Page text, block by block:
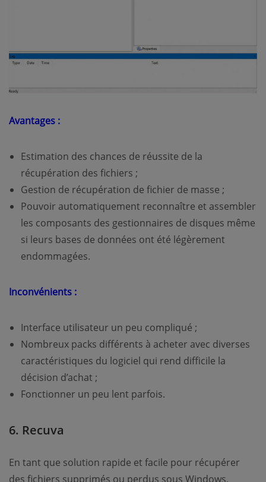
Avantages :
Estimation des chances de réussite de la
récupération des fichiers ;
Gestion de récupération de fichier de masse ;
Pouvoir automatiquement reconnaître et assembler
les composants des gestionnaires de disques même
si leurs bases de données ont été légèrement
endommagées.
Inconvénients :
Interface utilisateur un peu compliqué ;
Nombreux packs différents à acheter avec diverses
caractéristiques du logiciel qui rend difficile la
décision d’achat ;
Fonctionner un peu lent parfois.
6. Recuva
En tant que solution rapide et facile pour récupérer
des fichiers supprimés ou perdus sous Windows,